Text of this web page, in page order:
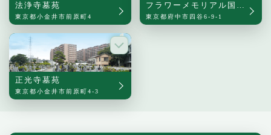
法浄寺墓苑
東京都小金井市前原町4
フラワーメモリアル国立府中
東京都府中市四谷6-9-1
正光寺墓苑
東京都小金井市前原町4-3